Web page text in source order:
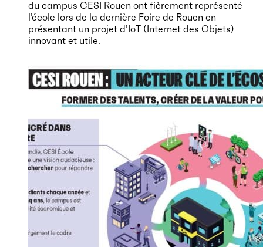
du campus CESI Rouen ont fièrement représenté
l’école lors de la dernière Foire de Rouen en
présentant un projet d’IoT (Internet des Objets)
innovant et utile.